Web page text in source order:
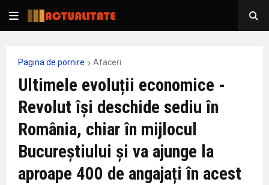
Pagina de pornire Afaceri
Ultimele evoluții economice -
Revolut își deschide sediu în
România, chiar în mijlocul
Bucureștiului și va ajunge la
aproape 400 de angajați în acest